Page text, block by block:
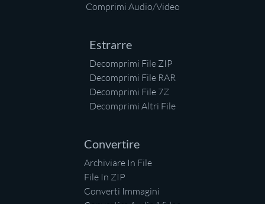
Comprimi Audio/Video
Estrarre
Decomprimi File ZIP
Decomprimi File RAR
Decomprimi File 7Z
Decomprimi Altri File
Convertire
Archiviare In File
File In ZIP
Converti Immagini